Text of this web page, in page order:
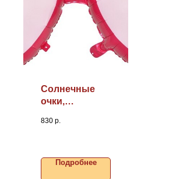
Солнечные
очки,
830 р.
Подробнее